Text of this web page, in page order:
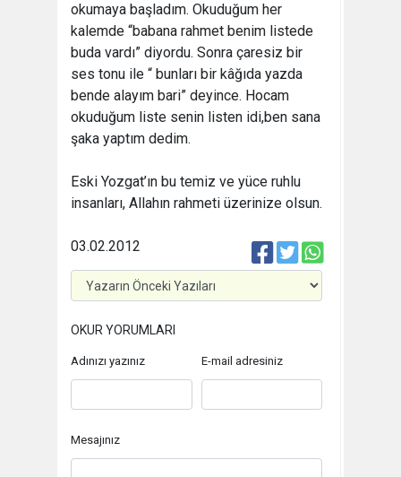
okumaya başladım. Okuduğum her
kalemde “babana rahmet benim listede
buda vardı” diyordu. Sonra çaresiz bir
ses tonu ile “ bunları bir kâğıda yazda
bende alayım bari” deyince. Hocam
okuduğum liste senin listen idi,ben sana
şaka yaptım dedim.
Eski Yozgat’ın bu temiz ve yüce ruhlu
insanları, Allahın rahmeti üzerinize olsun.
03.02.2012
OKUR YORUMLARI
Adınızı yazınız E-mail adresiniz
Mesajınız